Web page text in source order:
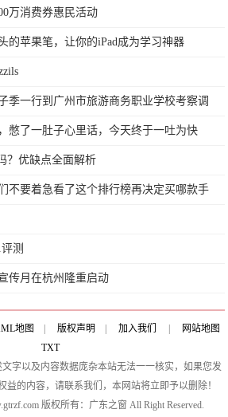
万消费券惠民活动
的苹果笔，让你的iPad成为学习神器
季一行到广州市旅游商务职业学校考察调
憋了一肚子心里话，今天终于一吐为快
？优缺点全面解析
不要着急看了这个排行榜再决定买哪款手
测
传月在杭州隆重启动
地图 版权声明 加入我们
网站地图
TXT
字以及内容数据庞杂本站无法一一核实，如果您发
益的内容，请联系我们，本网站将立即予以删除！
版权所有：广东之窗 All Right Reserved.